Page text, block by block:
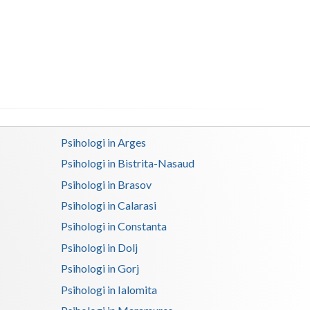
Covasna
Dolj
Galati
Giurgiu
Gorj
Psihologi in Arges
Psihologi in Bistrita-Nasaud
Psihologi in Brasov
Psihologi in Calarasi
Psihologi in Constanta
Psihologi in Dolj
Psihologi in Gorj
Psihologi in Ialomita